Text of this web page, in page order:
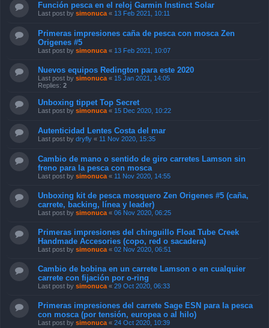
Función pesca en el reloj Garmin Instinct Solar
Last post by simonuca « 13 Feb 2021, 10:11
Primeras impresiones caña de pesca con mosca Zen
Origenes #5
Last post by simonuca « 13 Feb 2021, 10:07
Nuevos equipos Redington para este 2020
Last post by simonuca « 15 Jan 2021, 14:05
Replies: 2
Unboxing tippet Top Secret
Last post by simonuca « 15 Dec 2020, 10:22
Autenticidad Lentes Costa del mar
Last post by dryfly « 11 Nov 2020, 15:35
Cambio de mano o sentido de giro carretes Lamson sin
freno para la pesca con mosca
Last post by simonuca « 11 Nov 2020, 14:55
Unboxing kit de pesca mosquero Zen Origenes #5 (caña,
carrete, backing, línea y leader)
Last post by simonuca « 06 Nov 2020, 06:25
Primeras impresiones del chinguillo Float Tube Creek
Handmade Accesories (copo, red o sacadera)
Last post by simonuca « 02 Nov 2020, 06:51
Cambio de bobina en un carrete Lamson o en cualquier
carrete con fijación por o-ring
Last post by simonuca « 29 Oct 2020, 06:33
Primeras impresiones del carrete Sage ESN para la pesca
con mosca (por tensión, europea o al hilo)
Last post by simonuca « 24 Oct 2020, 10:39